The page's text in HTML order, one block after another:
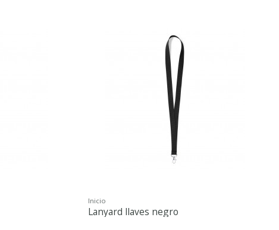
Inicio
Lanyard llaves negro